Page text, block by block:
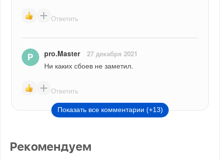
Ответить
pro.Master 27 декабря 2021
Ни каких сбоев не заметил.
Ответить
Показать все комментарии (+13)
Рекомендуем